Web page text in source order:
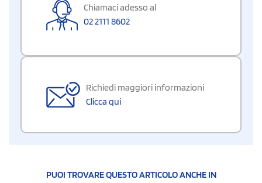
Chiamaci adesso al
02 2111 8602
Richiedi maggiori informazioni
Clicca qui
PUOI TROVARE QUESTO ARTICOLO ANCHE IN